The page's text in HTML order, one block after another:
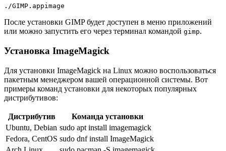
./GIMP.appimage
После установки GIMP будет доступен в меню приложений
или можно запустить его через терминал командой gimp.
Установка ImageMagick
Для установки ImageMagick на Linux можно воспользоваться
пакетным менеджером вашей операционной системы. Вот
примеры команд установки для некоторых популярных
дистрибутивов:
Дистрибутив
Команда установки
Ubuntu, Debian sudo apt install imagemagick
Fedora, CentOS sudo dnf install ImageMagick